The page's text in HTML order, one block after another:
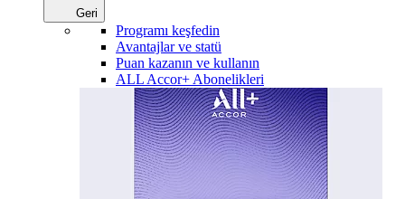
Geri
Programı keşfedin
Avantajlar ve statü
Puan kazanın ve kullanın
ALL Accor+ Abonelikleri